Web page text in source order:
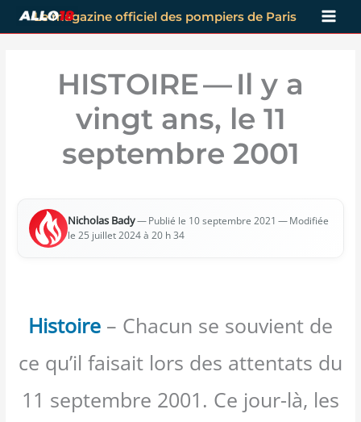
Aller
au
Le magazine officiel des pompiers de Paris
HISTOIRE — Il y a
vingt ans, le 11
septembre 2001
Nicho­las Bady— Publié le 10 sep­tembre 2021 — Modi­fiée
le 25 juillet 2024 à 20 h 34
Histoire – Chacun se souvient de
ce qu’il faisait lors des attentats du
11 septembre 2001. Ce jour-là, les